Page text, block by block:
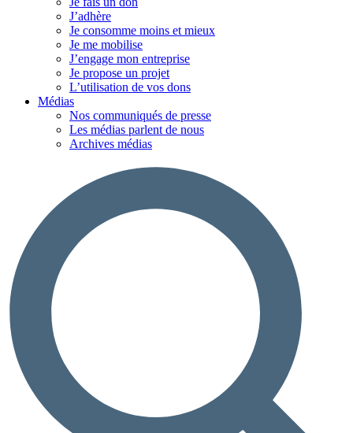
J’adhère
Je consomme moins et mieux
Je me mobilise
J’engage mon entreprise
Je propose un projet
L’utilisation de vos dons
Médias
Nos communiqués de presse
Les médias parlent de nous
Archives médias